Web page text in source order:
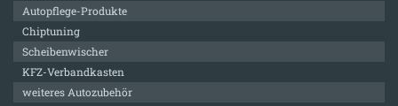
Autopflege-Produkte
Chiptuning
Scheibenwischer
KFZ-Verbandkasten
weiteres Autozubehör